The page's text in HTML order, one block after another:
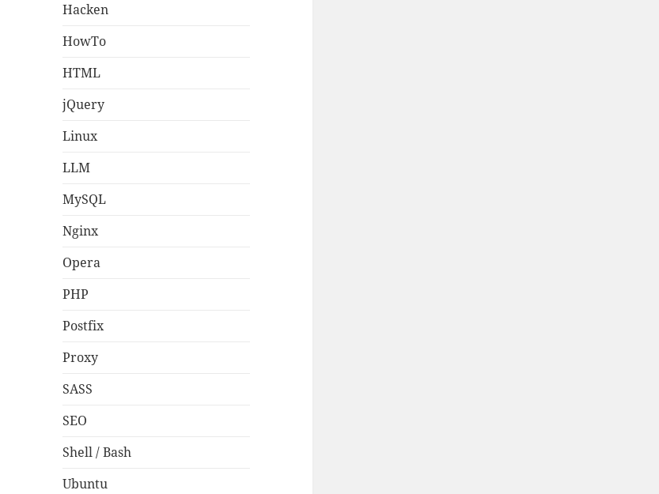
Hacken
HowTo
HTML
jQuery
Linux
LLM
MySQL
Nginx
Opera
PHP
Postfix
Proxy
SASS
SEO
Shell / Bash
Ubuntu